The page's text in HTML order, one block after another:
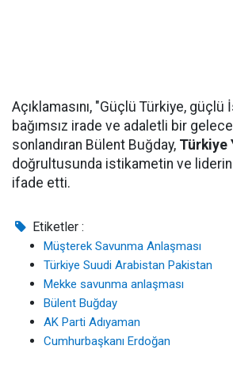
Açıklamasını, "Güçlü Türkiye, güçlü
bağımsız irade ve adaletli bir
sonlandıran Bülent Buğday, Türkiye
doğrultusunda istikametin ve
ifade etti.
Etiketler :
Müşterek Savunma Anlaşması
Türkiye Suudi Arabistan Pakistan
Mekke savunma anlaşması
Bülent Buğday
AK Parti Adıyaman
Cumhurbaşkanı Erdoğan